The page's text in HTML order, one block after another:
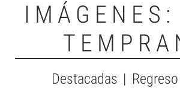
SUBMENU
Destacadas